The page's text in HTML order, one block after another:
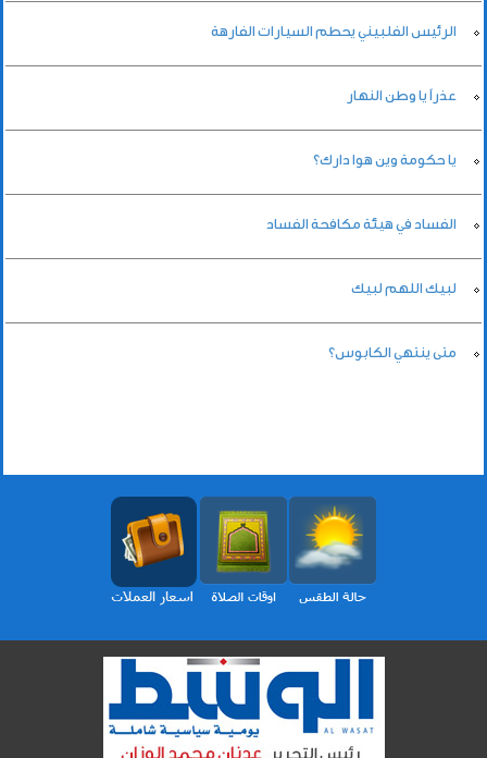
الرئيس الفلبيني يحطم السيارات الفارهة
عذراً يا وطن النهار
يا حكومة وين هوا دارك؟
الفساد في هيئة مكافحة الفساد
لبيك اللهم لبيك
متى ينتهي الكابوس؟